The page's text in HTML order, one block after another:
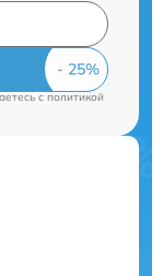
cполитикой